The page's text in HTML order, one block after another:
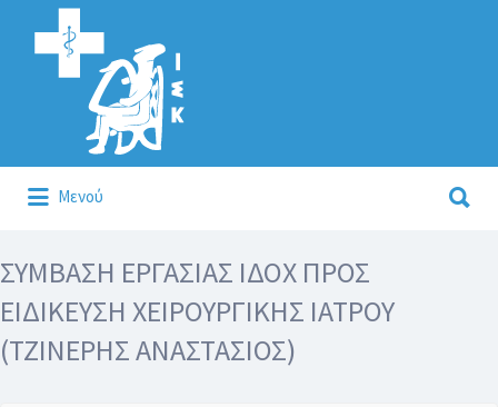
Αναζήτηση
για:
Μενού
για:
ΣΥΜΒΑΣΗ ΕΡΓΑΣΙΑΣ ΙΔΟΧ ΠΡΟΣ
ΕΙΔΙΚΕΥΣΗ ΧΕΙΡΟΥΡΓΙΚΗΣ ΙΑΤΡΟΥ
(ΤΖΙΝΕΡΗΣ ΑΝΑΣΤΑΣΙΟΣ)